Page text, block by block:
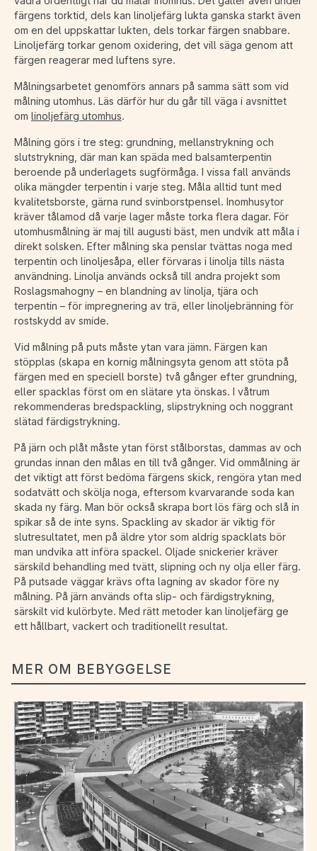
färgens torktid, dels kan linoljefärg lukta ganska starkt även
om en del uppskattar lukten, dels torkar färgen snabbare.
Linoljefärg torkar genom oxidering, det vill säga genom att
färgen reagerar med luftens syre.
Målningsarbetet genomförs annars på samma sätt som vid
målning utomhus. Läs därför hur du går till väga i avsnittet
om linoljefärg utomhus.
Målning görs i tre steg: grundning, mellanstrykning och
slutstrykning, där man kan späda med balsamterpentin
beroende på underlagets sugförmåga. I vissa fall används
olika mängder terpentin i varje steg. Måla alltid tunt med
kvalitetsborste, gärna rund svinborstpensel. Inomhusytor
kräver tålamod då varje lager måste torka flera dagar. För
utomhusmålning är maj till augusti bäst, men undvik att måla i
direkt solsken. Efter målning ska penslar tvättas noga med
terpentin och linoljesåpa, eller förvaras i linolja tills nästa
användning. Linolja används också till andra projekt som
Roslagsmahogny – en blandning av linolja, tjära och
terpentin – för impregnering av trä, eller linoljebränning för
rostskydd av smide.
Vid målning på puts måste ytan vara jämn. Färgen kan
stöpplas (skapa en kornig målningsyta genom att stöta på
färgen med en speciell borste) två gånger efter grundning,
eller spacklas först om en slätare yta önskas. I våtrum
rekommenderas bredspackling, slipstrykning och noggrant
slätad färdigstrykning.
På järn och plåt måste ytan först stålborstas, dammas av och
grundas innan den målas en till två gånger. Vid ommålning är
det viktigt att först bedöma färgens skick, rengöra ytan med
sodatvätt och skölja noga, eftersom kvarvarande soda kan
skada ny färg. Man bör också skrapa bort lös färg och slå in
spikar så de inte syns. Spackling av skador är viktig för
slutresultatet, men på äldre ytor som aldrig spacklats bör
man undvika att införa spackel. Oljade snickerier kräver
särskild behandling med tvätt, slipning och ny olja eller färg.
På putsade väggar krävs ofta lagning av skador före ny
målning. På järn används ofta slip- och färdigstrykning,
särskilt vid kulörbyte. Med rätt metoder kan linoljefärg ge
ett hållbart, vackert och traditionellt resultat.
MER OM BEBYGGELSE